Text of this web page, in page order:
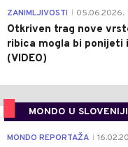
ZANIMLJIVOSTI 05.06.2026.
Otkriven trag nove
ribica mogla bi ponijeti
(VIDEO)
MONDO U SLOVENIJI
MONDO REPORTAŽA